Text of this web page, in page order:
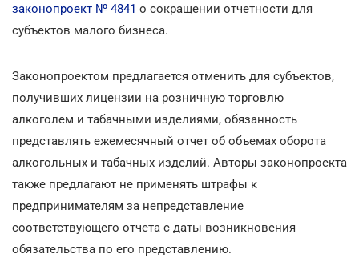
законопроект № 4841 о сокращении отчетности для
субъектов малого бизнеса.
Законопроектом предлагается отменить для субъектов,
получивших лицензии на розничную торговлю
алкоголем и табачными изделиями, обязанность
представлять ежемесячный отчет об объемах оборота
алкогольных и табачных изделий. Авторы законопроекта
также предлагают не применять штрафы к
предпринимателям за непредставление
соответствующего отчета с даты возникновения
обязательства по его представлению.